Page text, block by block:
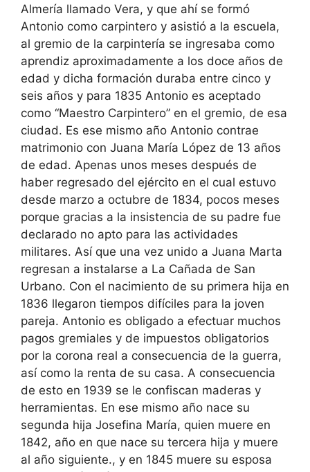
Almería llamado Vera, y que ahí se formó
Antonio como carpintero y asistió a la escuela,
al gremio de la carpintería se ingresaba como
aprendiz aproximadamente a los doce años de
edad y dicha formación duraba entre cinco y
seis años y para 1835 Antonio es aceptado
como “Maestro Carpintero” en el gremio, de esa
ciudad. Es ese mismo año Antonio contrae
matrimonio con Juana María López de 13 años
de edad. Apenas unos meses después de
haber regresado del ejército en el cual estuvo
desde marzo a octubre de 1834, pocos meses
porque gracias a la insistencia de su padre fue
declarado no apto para las actividades
militares. Así que una vez unido a Juana Marta
regresan a instalarse a La Cañada de San
Urbano. Con el nacimiento de su primera hija en
1836 llegaron tiempos difíciles para la joven
pareja. Antonio es obligado a efectuar muchos
pagos gremiales y de impuestos obligatorios
por la corona real a consecuencia de la guerra,
así como la renta de su casa. A consecuencia
de esto en 1939 se le confiscan maderas y
herramientas. En ese mismo año nace su
segunda hija Josefina María, quien muere en
1842, año en que nace su tercera hija y muere
al año siguiente., y en 1845 muere su esposa